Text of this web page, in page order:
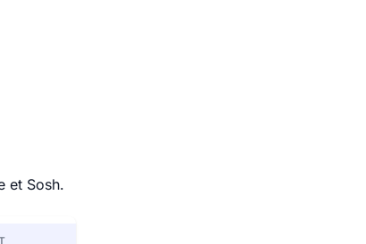
et Sosh.